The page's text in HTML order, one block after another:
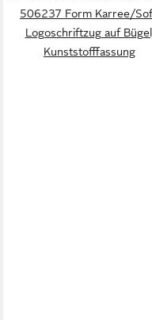
506237 Form Karree/
Logoschriftzug auf
Kunststofffassung